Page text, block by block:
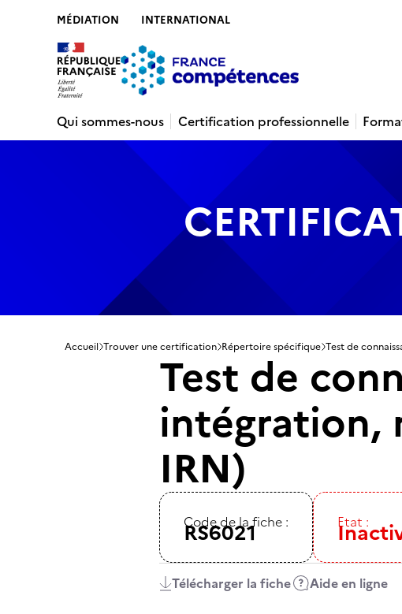
MÉDIATION INTERNATIONAL
Qui sommes-nous
Certification professionnelle
Accueil Trouver une certification Répertoire spécifique Test de
Test de
intégration,
IRN)
Code de la fiche :
RS6021 Etat :
Télécharger la fiche Aide en ligne